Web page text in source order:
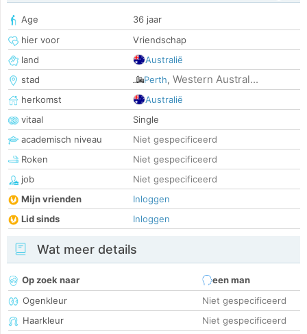
Age
36 jaar
hier voor
Vriendschap
land
Australië
stad
Perth, Western Austral...
herkomst
Australië
vitaal
Single
academisch niveau
Niet gespecificeerd
Roken
Niet gespecificeerd
job
Niet gespecificeerd
Mijn vrienden
Inloggen
Lid sinds
Inloggen
Wat meer details
Op zoek naar
een man
Ogenkleur
Niet gespecificeerd
Haarkleur
Niet gespecificeerd